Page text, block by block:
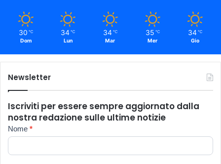
30 ℃
Dom
34 ℃
Lun
34 ℃
Mar
35 ℃
Mer
34 ℃
Gio
Newsletter
Iscriviti per essere sempre aggiornato dalla
nostra redazione sulle ultime notizie
Newsletter
Nome *